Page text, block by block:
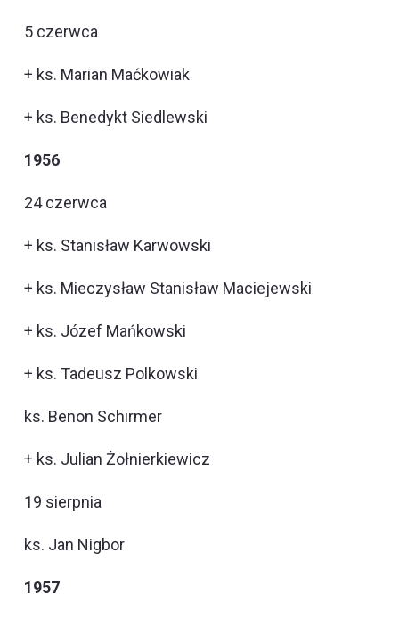
5 czerwca
+ ks. Marian Maćkowiak
+ ks. Benedykt Siedlewski
1956
24 czerwca
+ ks. Stanisław Karwowski
+ ks. Mieczysław Stanisław Maciejewski
+ ks. Józef Mańkowski
+ ks. Tadeusz Polkowski
ks. Benon Schirmer
+ ks. Julian Żołnierkiewicz
19 sierpnia
ks. Jan Nigbor
1957